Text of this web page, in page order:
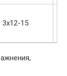
3х12-15